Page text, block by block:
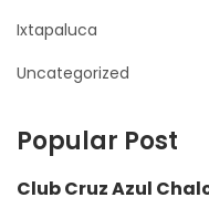
Ixtapaluca
Uncategorized
Popular Post
Club Cruz Azul